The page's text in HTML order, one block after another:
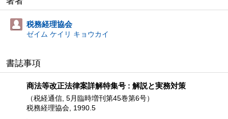
税務経理協会
ゼイム ケイリ キョウカイ
書誌事項
商法等改正法律案詳解特集号 : 解説と実務対策
（税経通信, 5月臨時増刊第45巻第6号）
税務経理協会, 1990.5